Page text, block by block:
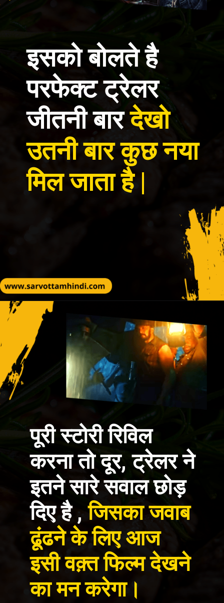
इसको बोलते है
परफेक्ट ट्रेलर
जीतनी बारदेखो
उतनी बार कुछ नया
मिल जाता है |
पूरी स्टोरी रिविल
करना तो दूर, ट्रेलर ने
इतने सारे सवाल छोड़
दिए है ,जिसका जवाब
ढूंढने के लिए आज
इसी वक़्त फिल्म देखने
का मन करेगा।